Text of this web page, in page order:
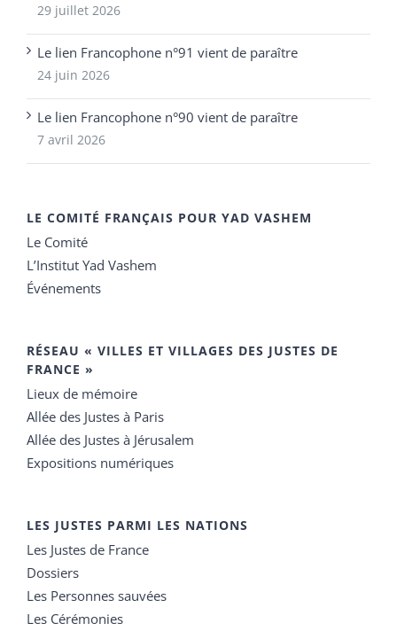
29 juillet 2026
Le lien Francophone n°91 vient de paraître
24 juin 2026
Le lien Francophone n°90 vient de paraître
7 avril 2026
LE COMITÉ FRANÇAIS POUR YAD VASHEM
Le Comité
L’Institut Yad Vashem
Événements
RÉSEAU « VILLES ET VILLAGES DES JUSTES DE
FRANCE »
Lieux de mémoire
Allée des Justes à Paris
Allée des Justes à Jérusalem
Expositions numériques
LES JUSTES PARMI LES NATIONS
Les Justes de France
Dossiers
Les Personnes sauvées
Les Cérémonies